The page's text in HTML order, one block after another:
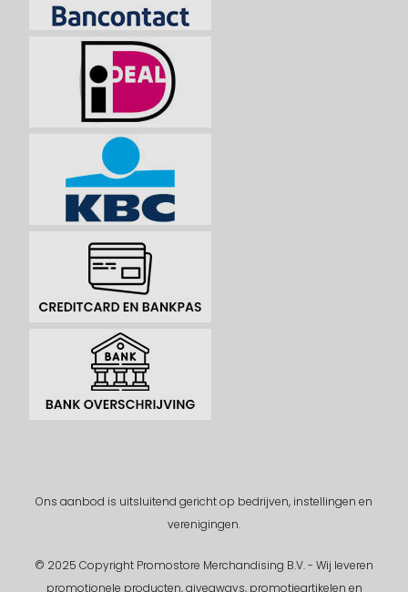
Ons aanbod is uitsluitend gericht op bedrijven, instellingen en
verenigingen.
© 2025 Copyright Promostore Merchandising B.V. - Wij leveren
promotionele producten, giveaways, promotieartikelen en